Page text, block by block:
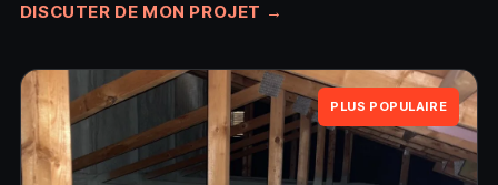
DISCUTER DE MON PROJET →
PLUS POPULAIRE